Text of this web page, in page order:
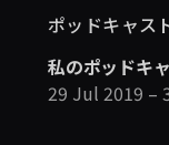
ポッドキャス
私のポッドキ
29 Jul 2019 –